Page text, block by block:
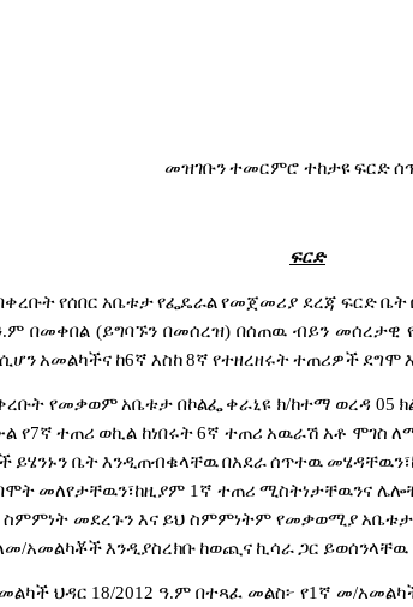
መዝገቡን ተመርምሮ ተከታዩ ፍርድ
ፍርድ
የሰበር አቤቱታ የፌዴራል የመጀመሪያ ደረጃ ፍርድቤት
.ም በመቀበል (ይግባኙን በመሰረዝ) በሰጠዉ ብይን መሰረታዊ
ሲሆንአመልካችና ከ6ኛ እስከ8ኛ የተዘረዘሩትተጠሪዎችደግሞ
የመቃወም አቤቱታ በኮልፌ ቀራኒዩ ክ/ከተማ ወረዳ 05
የ7ኛ ተጠሪ ወኪል ከነበሩት 6ኛ ተጠሪ አዉራሽ አቶ ሞገስ
ይሄንኑን ቤት እንዲጠብቁላቸዉ በአደራ ሰጥተዉ
መለየታቸዉን፣ከዚያም 1 ኛ ተጠሪ ሚስትነታቸዉንና
ስምምነት መደረጉን እና ይህ ስምምነትም የመቃወሚያ
/አመልካቾችእንዲያስረክቡ ከወጪና ኪሳራ ጋር ይወሰንላቸዉ
ህዳር 18/2012 ዓ.ም በተጻፈ መልስ፦ የ1ኛ መ/